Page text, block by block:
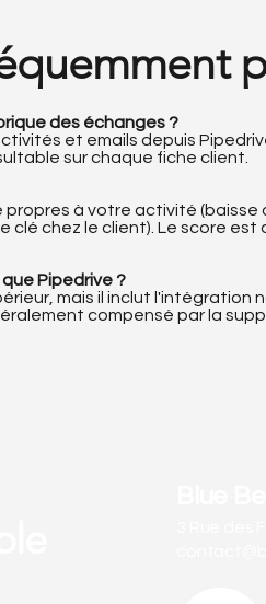
des échanges ?
et emails depuis
sur chaque fiche client.
propres à votre activité
clé chez le client). Le score
Pipedrive ?
mais il inclut l'intégration
compensé par la